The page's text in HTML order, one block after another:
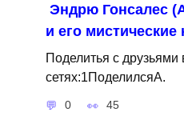
Эндрю Гонсалес
и его мистические
Поделитья с друзьями
сетях:1ПоделилсяA.
0 45